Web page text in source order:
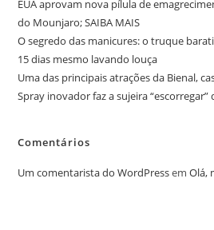
EUA aprovam nova pílula de
do Mounjaro; SAIBA MAIS
O segredo das manicures: o truque
15 dias mesmo lavando louça
Uma das principais atrações da Bienal,
Spray inovador faz a sujeira
Comentários
Um comentarista do WordPressemOlá,